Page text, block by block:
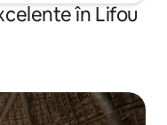
în Lifou